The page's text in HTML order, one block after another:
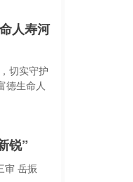
人寿河
切实守护
德生命人
锐”
审 岳振